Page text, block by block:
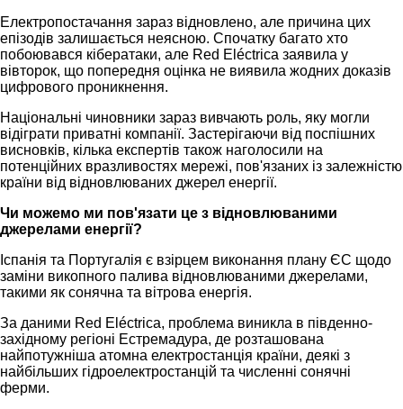
Електропостачання зараз відновлено, але причина цих
епізодів залишається неясною. Спочатку багато хто
побоювався кібератаки, але Red Eléctrica заявила у
вівторок, що попередня оцінка не виявила жодних доказів
цифрового проникнення.
Національні чиновники зараз вивчають роль, яку могли
відіграти приватні компанії. Застерігаючи від поспішних
висновків, кілька експертів також наголосили на
потенційних вразливостях мережі, пов'язаних із залежністю
країни від відновлюваних джерел енергії.
Чи можемо ми пов'язати це з відновлюваними
джерелами енергії?
Іспанія та Португалія є взірцем виконання плану ЄС щодо
заміни викопного палива відновлюваними джерелами,
такими як сонячна та вітрова енергія.
За даними Red Eléctrica, проблема виникла в південно-
західному регіоні Естремадура, де розташована
найпотужніша атомна електростанція країни, деякі з
найбільших гідроелектростанцій та численні сонячні
ферми.